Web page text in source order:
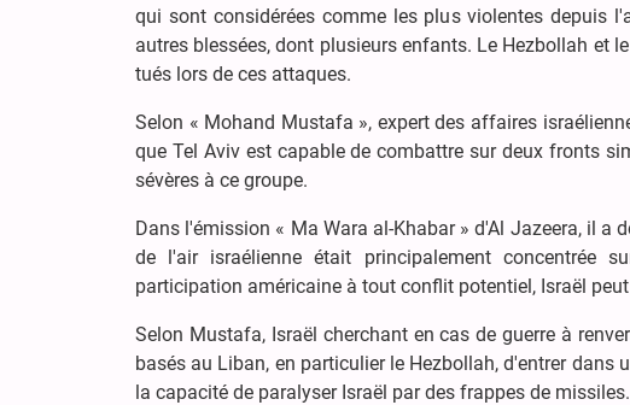
qui sont considérées comme les plus violentes depuis
autres blessées, dont plusieurs enfants. Le Hezbollah et
tués lors de ces attaques.
Selon « Mohand Mustafa », expert des affaires
que Tel Aviv est capable de combattre sur deux fronts
sévères à ce groupe.
Dans l'émission « Ma Wara al-Khabar » d'Al Jazeera, il a
de l'air israélienne était principalement concentrée
participation américaine à tout conflit potentiel, Israël
Selon Mustafa, Israël cherchant en cas de guerre à
basés au Liban, en particulier le Hezbollah, d'entrer dans
la capacité de paralyser Israël par des frappes de missiles.